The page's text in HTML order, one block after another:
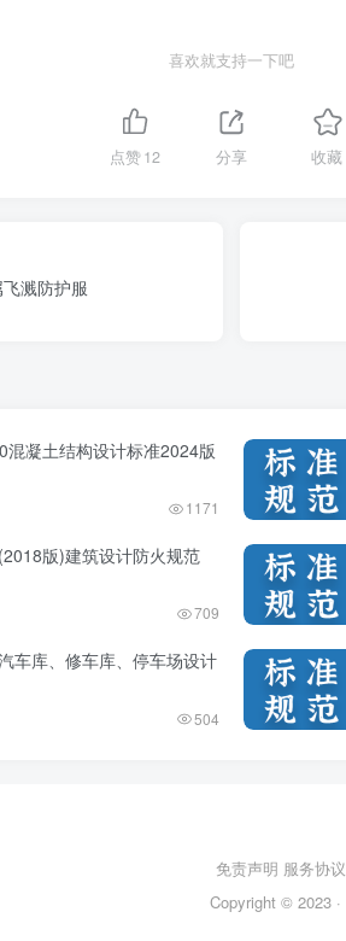
喜欢就支持一下吧
点赞12 分享 收藏
溅防护服
凝土结构设计标准2024版
1171
版)建筑设计防火规范
709
车库、修车库、停车场设计
504
免责声明 服务协议
Copyright © 2023 ·